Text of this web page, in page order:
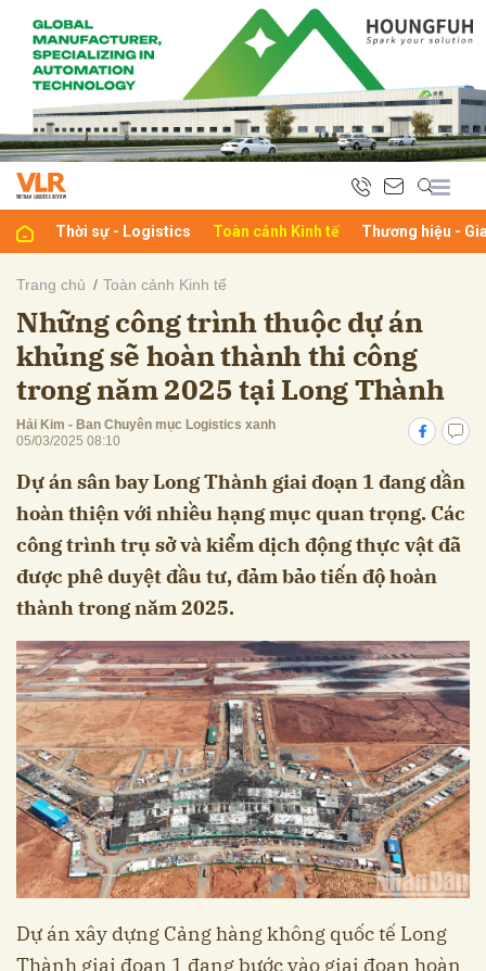
Thời sự - Logistics Toàn cảnh Kinh tế Thương hiệu -
Trang chủ Toàn cảnh Kinh tế
Những công trình thuộc dự án
khủng sẽ hoàn thành thi công
trong năm 2025 tại Long Thành
Hải Kim - Ban Chuyên mục Logistics xanh
05/03/2025 08:10
Dự án sân bay Long Thành giai đoạn 1 đang dần
hoàn thiện với nhiều hạng mục quan trọng. Các
công trình trụ sở và kiểm dịch động thực vật đã
được phê duyệt đầu tư, đảm bảo tiến độ hoàn
thành trong năm 2025.
Dự án xây dựng Cảng hàng không quốc tế Long
Thành giai đoạn 1 đang bước vào giai đoạn hoàn
luận
Hủy